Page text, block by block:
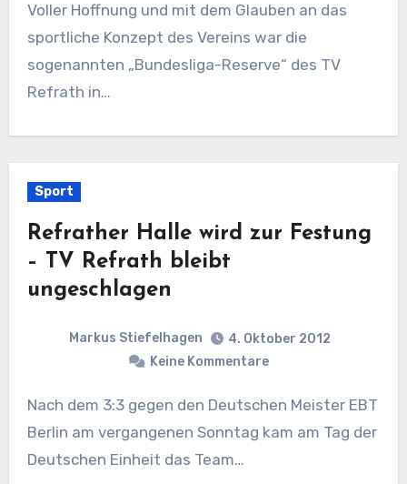
Voller Hoffnung und mit dem Glauben an das
sportliche Konzept des Vereins war die
sogenannten „Bundesliga-Reserve“ des TV
Refrath in…
Sport
Refrather Halle wird zur Festung
– TV Refrath bleibt
ungeschlagen
Markus Stiefelhagen
4. Oktober 2012
Keine Kommentare
Nach dem 3:3 gegen den Deutschen Meister EBT
Berlin am vergangenen Sonntag kam am Tag der
Deutschen Einheit das Team…